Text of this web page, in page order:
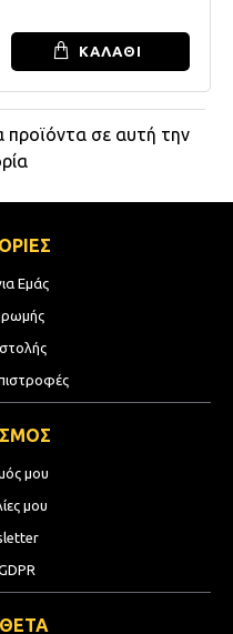
ΚΑΛΑΘΙ
προϊόντα σε αυτή την
Εμάς
μου
μου